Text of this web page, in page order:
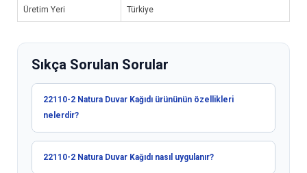
Üretim Yeri Türkiye
Sıkça Sorulan Sorular
22110-2 Natura Duvar Kağıdı ürününün özellikleri
nelerdir?
22110-2 Natura Duvar Kağıdı nasıl uygulanır?